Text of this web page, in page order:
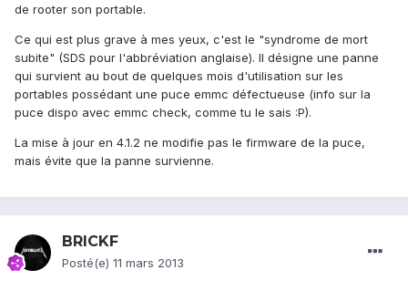
de rooter son portable.
Ce qui est plus grave à mes yeux, c'est le "syndrome de mort
subite" (SDS pour l'abbréviation anglaise). Il désigne une panne
qui survient au bout de quelques mois d'utilisation sur les
portables possédant une puce emmc défectueuse (info sur la
puce dispo avec emmc check, comme tu le sais :P).
La mise à jour en 4.1.2 ne modifie pas le firmware de la puce,
mais évite que la panne survienne.
BRICKF
Posté(e) 11 mars 2013